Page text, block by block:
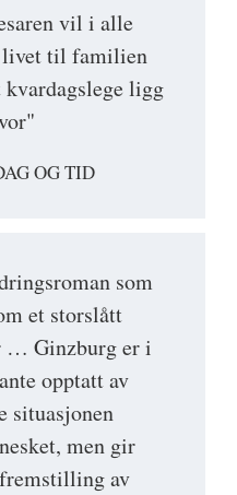
vil i alle
livet til familien
ligg
OG TID
som
et storslått
… Ginzburg er i
opptatt av
situasjonen
men gir
av